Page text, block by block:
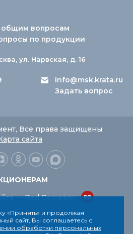
общим вопросам
по продукции
ул. Нарвская, д. 16
info@msk.krata.ru
Задать вопрос
Все права защищены
сайта
— Red Company
«Принять» и продолжая
сайт, Вы соглашаетесь с
обработки персональных